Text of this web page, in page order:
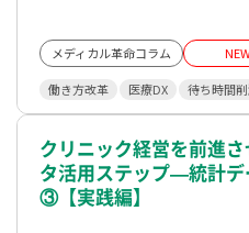
メディカル革命コラム
働き方改革 医療DX 待ち時間
クリニック経営を前進さ
タ活用ステップ—統計デ
③【実践編】